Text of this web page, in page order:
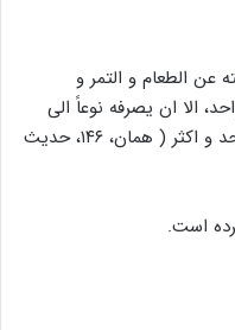
عن الطعام و التمر و
الا ان یصرفه نوعاً الی
نوع آخر، فاذا صرفته فلا باس اثنین بواحد و اکثر ( همان، ۱۴۶، حدیث
است.